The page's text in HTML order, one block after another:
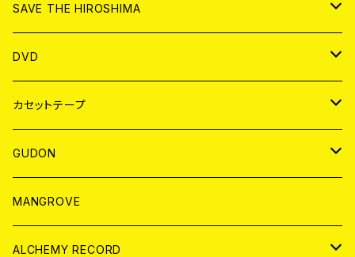
ANALOG
CD
ANALOG
SAVE THE HIROSHIMA
アパレル
BADGE
DVD
JAPAN
WORLD
カセットテープ
JAPAN
WORLD
GUDON
アパレル
PATCH
MANGROVE
ALCHEMY RECORD